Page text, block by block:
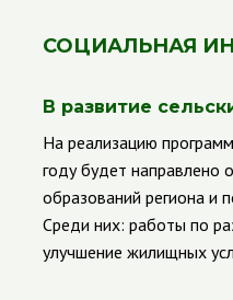
СОЦИАЛЬНАЯ
В развитие
На реализацию
году будет направлено
образований региона и
Среди них: работы по
улучшение жилищных